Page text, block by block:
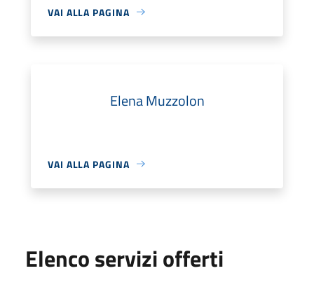
VAI ALLA PAGINA
Elena Muzzolon
VAI ALLA PAGINA
Elenco servizi offerti